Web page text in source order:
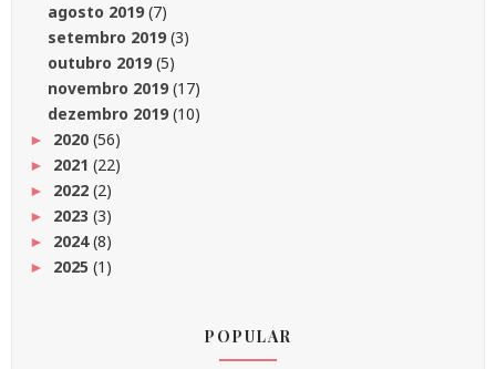
agosto 2019(7)
setembro 2019(3)
outubro 2019(5)
novembro 2019(17)
dezembro 2019(10)
► 2020 (56)
► 2021 (22)
► 2022 (2)
► 2023 (3)
► 2024(8)
► 2025 (1)
POPULAR